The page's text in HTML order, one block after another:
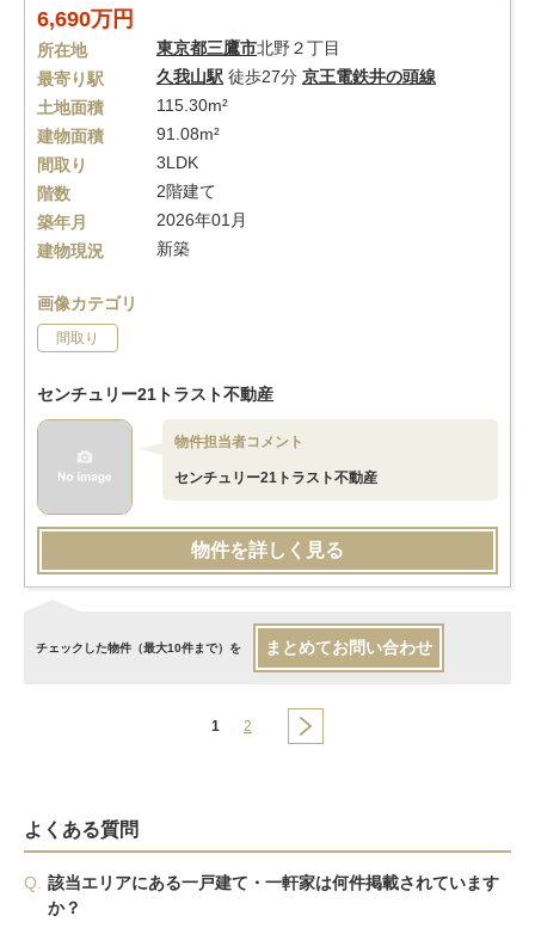
6,690万円
所在地 東京都三鷹市北野２丁目
最寄り駅
久我山駅 徒歩27分 京王電鉄井の頭線
土地面積
115.30m²
建物面積
91.08m²
間取り
3LDK
階数
2階建て
築年月
2026年01月
建物現況
新築
画像カテゴリ
間取り
センチュリー21トラスト不動産
物件担当者コメント
センチュリー21トラスト不動産
物件を詳しく見る
チェックした物件（最大10件まで）を まとめてお問い合わせ
1 2
よくある質問
Q.
該当エリアにある一戸建て・一軒家は何件掲載されています
か？